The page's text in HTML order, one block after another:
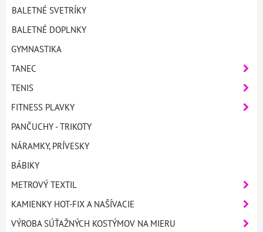
BALETNÉ SVETRÍKY
BALETNÉ DOPLNKY
GYMNASTIKA
TANEC
TENIS
FITNESS PLAVKY
PANČUCHY - TRIKOTY
NÁRAMKY, PRÍVESKY
BÁBIKY
METROVÝ TEXTIL
KAMIENKY HOT-FIX A NAŠÍVACIE
VÝROBA SÚŤAŽNÝCH KOSTÝMOV NA MIERU